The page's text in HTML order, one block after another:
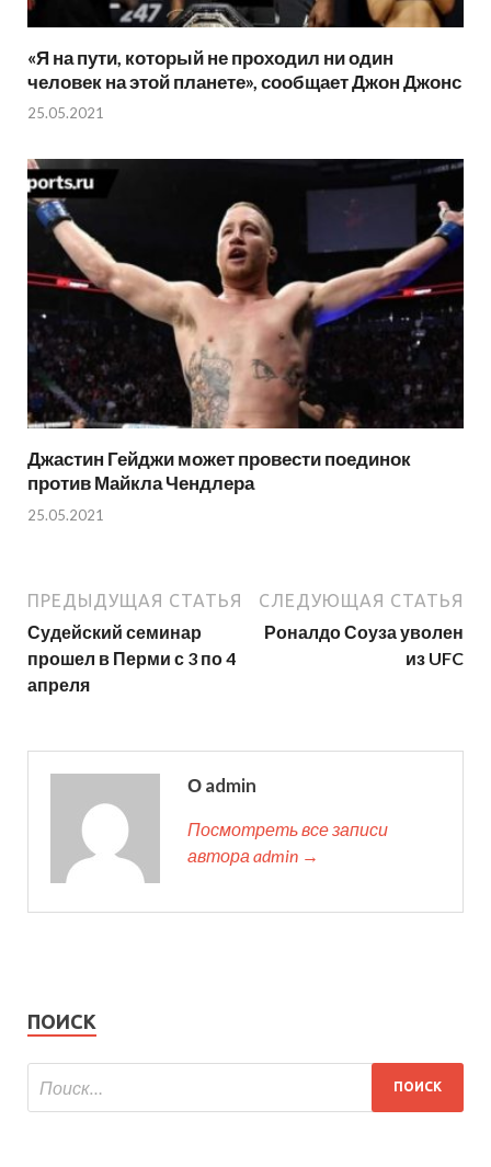
«Я на пути, который не проходил ни один
человек на этой планете», сообщает Джон Джонс
25.05.2021
Джастин Гейджи может провести поединок
против Майкла Чендлера
25.05.2021
ПРЕДЫДУЩАЯ СТАТЬЯ
Судейский семинар
прошел в Перми с 3 по 4
апреля
СЛЕДУЮЩАЯ СТАТЬЯ
Роналдо Соуза уволен
из UFC
О admin
Посмотреть все записи
автора admin →
ПОИСК